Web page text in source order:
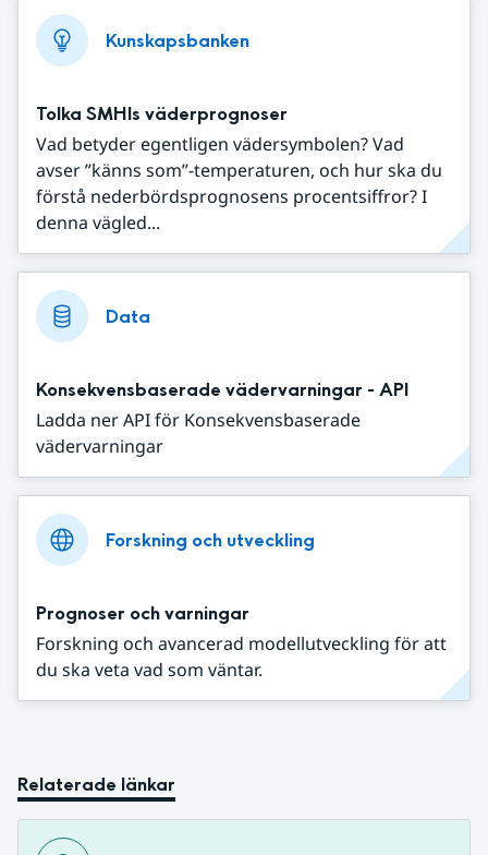
Kunskapsbanken
Tolka SMHIs väderprognoser
Vad betyder egentligen vädersymbolen? Vad
avser ”känns som”-temperaturen, och hur ska du
förstå nederbördsprognosens procentsiffror? I
denna vägled...
Data
Konsekvensbaserade vädervarningar - API
Ladda ner API för Konsekvensbaserade
vädervarningar
Forskning och utveckling
Prognoser och varningar
Forskning och avancerad modellutveckling för att
du ska veta vad som väntar.
Relaterade länkar